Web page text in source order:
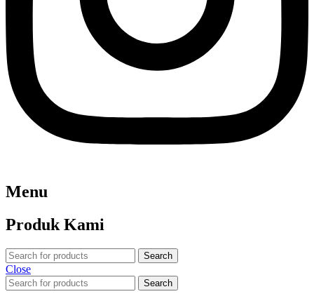
Menu
Produk Kami
Search
Close
Search